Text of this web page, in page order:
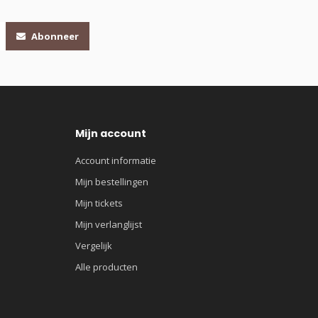
Abonneer
Mijn account
Account informatie
Mijn bestellingen
Mijn tickets
Mijn verlanglijst
Vergelijk
Alle producten